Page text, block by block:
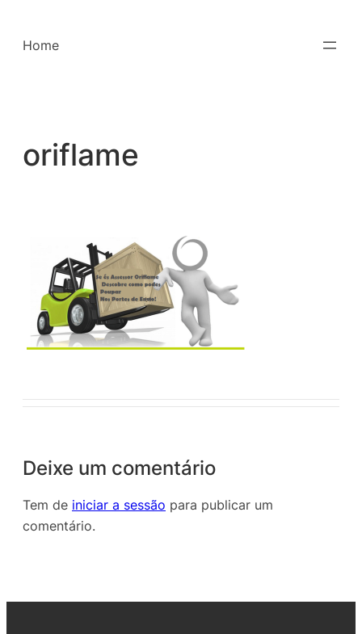
para
Home
oriflame
Deixe um comentário
Tem de iniciar a sessão para publicar um
comentário.